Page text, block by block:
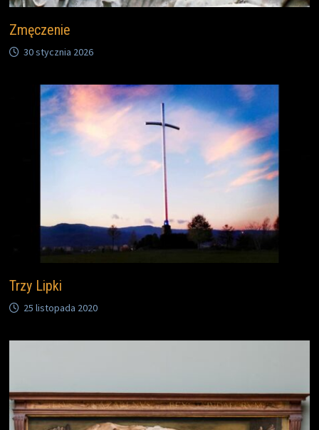
Zmęczenie
30 stycznia 2026
Trzy Lipki
25 listopada 2020